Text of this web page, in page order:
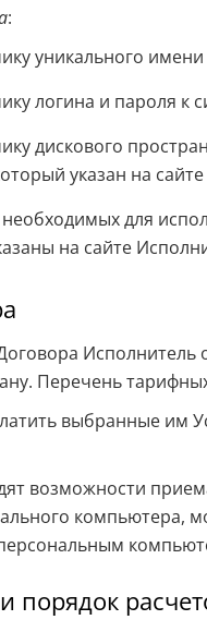
:
уникального
логина и пароля к
дискового
указан на
для
на сайте
Исполнитель
Перечень
выбранные им
возможности
компьютера,
порядок